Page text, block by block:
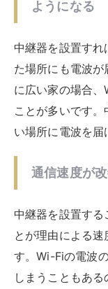
有線接続の場合
ます。使用してい
ぎている場合は
とも。中継器と
で、ケーブルが届
があります。
方法